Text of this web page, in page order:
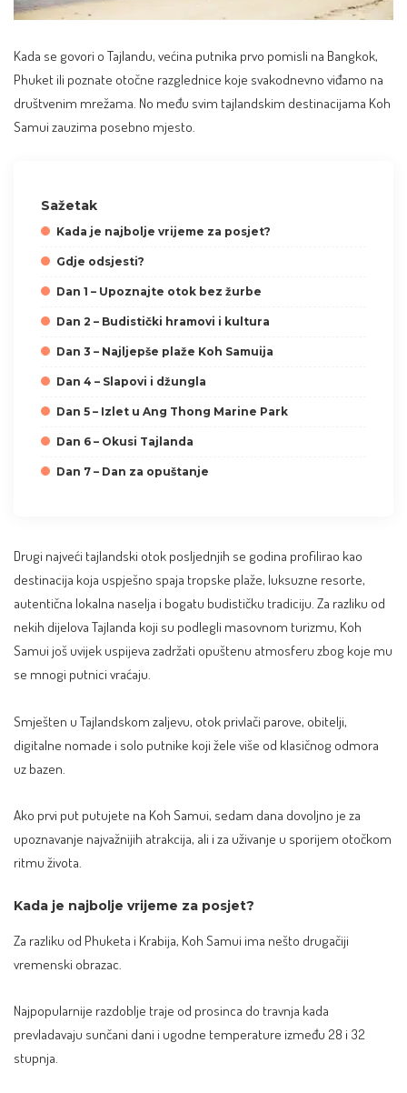
Kada se govori o Tajlandu, većina putnika prvo pomisli na Bangkok,
Phuket ili poznate otočne razglednice koje svakodnevno viđamo na
društvenim mrežama. No među svim tajlandskim destinacijama Koh
Samui zauzima posebno mjesto.
Sažetak
Kada je najbolje vrijeme za posjet?
Gdje odsjesti?
Dan 1 – Upoznajte otok bez žurbe
Dan 2 – Budistički hramovi i kultura
Dan 3 – Najljepše plaže Koh Samuija
Dan 4 – Slapovi i džungla
Dan 5 – Izlet u Ang Thong Marine Park
Dan 6 – Okusi Tajlanda
Dan 7 – Dan za opuštanje
Drugi najveći tajlandski otok posljednjih se godina profilirao kao
destinacija koja uspješno spaja tropske plaže, luksuzne resorte,
autentična lokalna naselja i bogatu budističku tradiciju. Za razliku od
nekih dijelova Tajlanda koji su podlegli masovnom turizmu, Koh
Samui još uvijek uspijeva zadržati opuštenu atmosferu zbog koje mu
se mnogi putnici vraćaju.
Smješten u Tajlandskom zaljevu, otok privlači parove, obitelji,
digitalne nomade i solo putnike koji žele više od klasičnog odmora
uz bazen.
Ako prvi put putujete na Koh Samui, sedam dana dovoljno je za
upoznavanje najvažnijih atrakcija, ali i za uživanje u sporijem otočkom
ritmu života.
Kada je najbolje vrijeme za posjet?
Za razliku od Phuketa i Krabija, Koh Samui ima nešto drugačiji
vremenski obrazac.
Najpopularnije razdoblje traje od prosinca do travnja kada
prevladavaju sunčani dani i ugodne temperature između 28 i 32
stupnja.